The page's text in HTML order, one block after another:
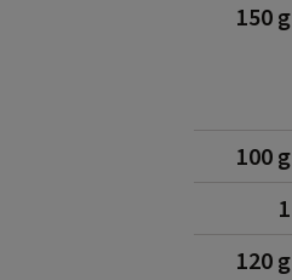
150 g
100 g
1
120 g